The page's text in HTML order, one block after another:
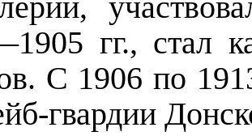
гг., стал
С 1906 по
гвардии